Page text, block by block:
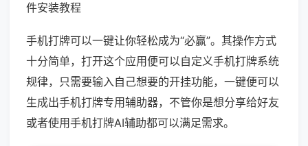
件安装教程
手机打牌可以一键让你轻松成为“必赢”。其操作方式
十分简单，打开这个应用便可以自定义手机打牌系统
规律，只需要输入自己想要的开挂功能，一键便可以
生成出手机打牌专用辅助器，不管你是想分享给好友
或者使用手机打牌AI辅助都可以满足需求。